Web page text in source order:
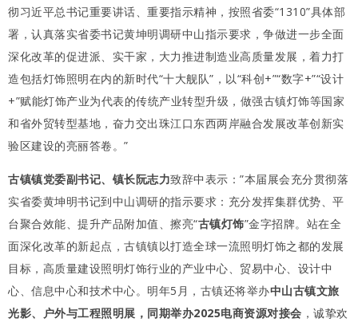
彻习近平总书记重要讲话、重要指示精神，按照省委“1310”具体部
署，认真落实省委书记黄坤明调研中山指示要求，争做进一步全面
深化改革的促进派、实干家，大力推进制造业高质量发展，着力打
造包括灯饰照明在内的新时代“十大舰队”，以“科创+”“数字+”“设计
+”赋能灯饰产业为代表的传统产业转型升级，做强古镇灯饰等国家
和省外贸转型基地，奋力交出珠江口东西两岸融合发展改革创新实
验区建设的亮丽答卷。”
古镇镇党委副书记、镇长阮志力致辞中表示：”本届展会充分贯彻落
实省委黄坤明书记到中山调研的指示要求：充分发挥集群优势、平
台聚合效能、提升产品附加值、擦亮“古镇灯饰”金字招牌。站在全
面深化改革的新起点，古镇镇以打造全球一流照明灯饰之都的发展
目标，高质量建设照明灯饰行业的产业中心、贸易中心、设计中
心、信息中心和技术中心。明年5月，古镇还将举办中山古镇文旅
光影、户外与工程照明展，同期举办2025电商资源对接会 ，诚挚欢